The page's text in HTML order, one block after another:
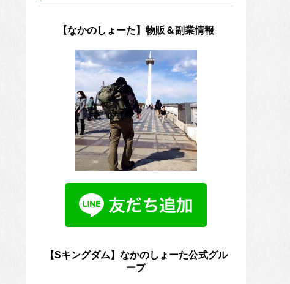
【なかのしょーた】物販＆副業情報
【Sキングダム】なかのしょーた公式グル
ープ